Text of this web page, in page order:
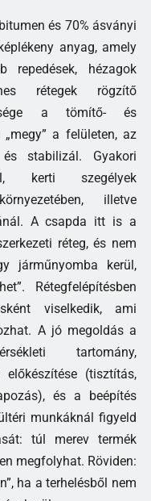
és 70% ásványi
anyag, amely
repedések, hézagok
rétegek rögzítő
a tömítő- és
a felületen, az
stabilizál. Gyakori
kerti szegélyek
illetve
A csapda itt is a
réteg, és nem
járműnyomba kerül,
Rétegfelépítésben
viselkedik, ami
A jó megoldás a
tartomány,
(tisztítás,
és a beépítés
munkáknál figyeld
túl merev termék
megfolyhat. Röviden:
ha a terhelésből nem